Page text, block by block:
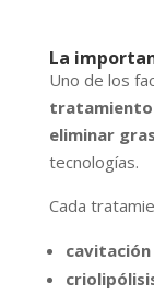
La
Uno de los
eliminar
tecnologías.
Cada
cavitación